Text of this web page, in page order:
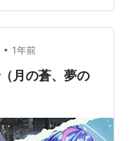
待制度導入の目
下の3つで…
• 1年前
月の蒼、夢の